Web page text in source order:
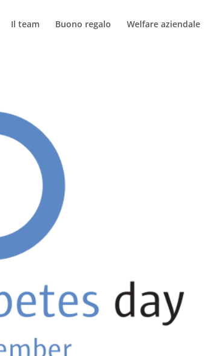
Il team Buono regalo Welfare aziendale